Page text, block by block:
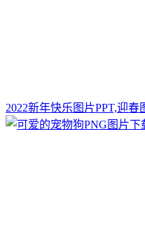
2022新年快乐图片PPT,迎